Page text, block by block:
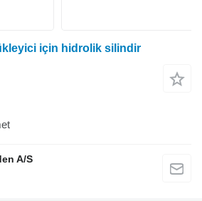
için hidrolik silindir
A/S